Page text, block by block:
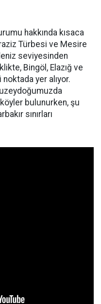
hakkında kısaca
Türbesi ve Mesire
seviyesinden
Bingöl, Elazığ ve
noktada yer alıyor.
köyler bulunurken, şu
sınırları